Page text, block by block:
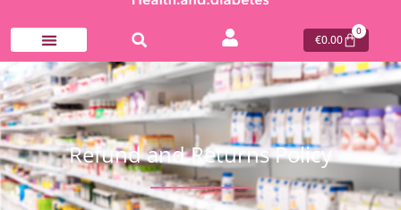
€0.00
0
Refund and Returns Policy